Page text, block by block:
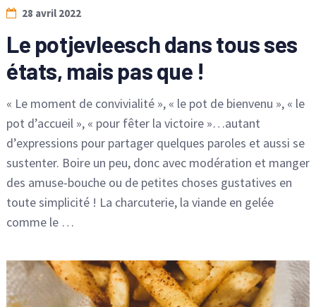
28 avril 2022
Le potjevleesch dans tous ses
états, mais pas que !
« Le moment de convivialité », « le pot de bienvenu », « le
pot d’accueil », « pour fêter la victoire »…autant
d’expressions pour partager quelques paroles et aussi se
sustenter. Boire un peu, donc avec modération et manger
des amuse-bouche ou de petites choses gustatives en
toute simplicité ! La charcuterie, la viande en gelée
comme le …